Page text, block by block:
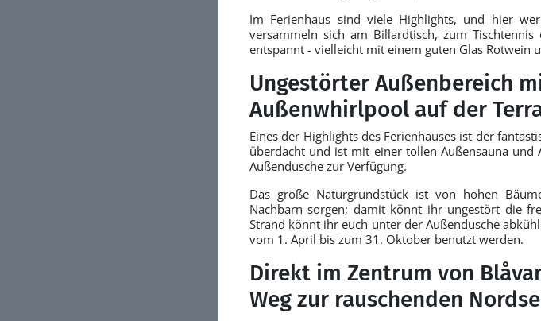
Im Ferienhaus sind viele Highlights, und hier
versammeln sich am Billardtisch, zum
entspannt - vielleicht mit einem guten Glas Rotwein
Ungestörter Außenbereich
Außenwhirlpool auf der
Eines der Highlights des Ferienhauses ist der
überdacht und ist mit einer tollen Außensauna
Außendusche zur Verfügung.
Das große Naturgrundstück ist von hohen
Nachbarn sorgen; damit könnt ihr ungestört die
Strand könnt ihr euch unter der Außendusche
vom 1. April bis zum 31. Oktober benutzt werden.
Direkt im Zentrum von
Weg zur rauschenden